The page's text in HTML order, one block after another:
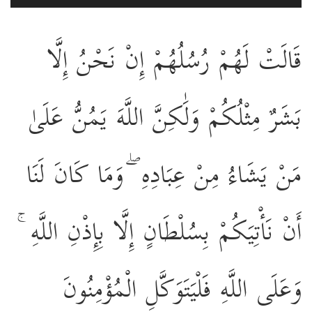
قَالَتْ لَهُمْ رُسُلُهُمْ إِنْ نَحْنُ إِلَّا
بَشَرٌ مِثْلُكُمْ وَلَٰكِنَّ اللَّهَ يَمُنُّ عَلَىٰ
مَنْ يَشَاءُ مِنْ عِبَادِهِ ۖ وَمَا كَانَ لَنَا
أَنْ نَأْتِيَكُمْ بِسُلْطَانٍ إِلَّا بِإِذْنِ اللَّهِ ۚ
وَعَلَى اللَّهِ فَلْيَتَوَكَّلِ الْمُؤْمِنُونَ